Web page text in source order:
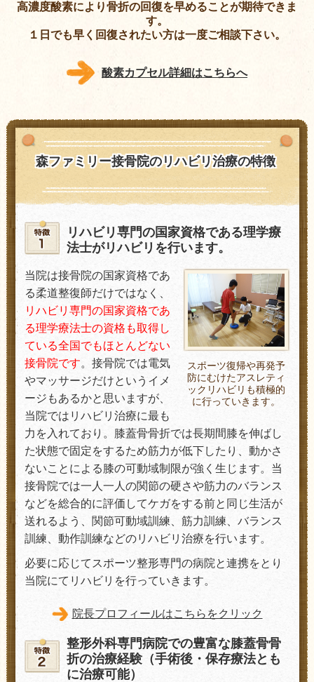
高濃度酸素により骨折の回復を早めることが期待できま
す。
１日でも早く回復されたい方は一度ご相談下さい。
酸素カプセル詳細はこちらへ
森ファミリー接骨院のリハビリ治療の特徴
リハビリ専門の国家資格である理学療
法士がリハビリを行います。
スポーツ復帰や再発予
防にむけたアスレティ
ックリハビリも積極的
に行っていきます。
当院は接骨院の国家資格であ
る柔道整復師だけではなく、
リハビリ専門の国家資格であ
る理学療法士の資格も取得し
ている全国でもほとんどない
接骨院です。接骨院では電気
やマッサージだけというイメ
ージもあるかと思いますが、
当院ではリハビリ治療に最も
力を入れており。膝蓋骨骨折では長期間膝を伸ばし
た状態で固定をするため筋力が低下したり、動かさ
ないことによる膝の可動域制限が強く生じます。当
接骨院では一人一人の関節の硬さや筋力のバランス
などを総合的に評価してケガをする前と同じ生活が
送れるよう、関節可動域訓練、筋力訓練、バランス
訓練、動作訓練などのリハビリ治療を行います。
必要に応じてスポーツ整形専門の病院と連携をとり
当院にて リハビリを行っていきます。
院長プロフィールはこちらをクリック
整形外科専門病院での豊富な膝蓋骨骨
折の治療経験（手術後・保存療法とも
に治療可能）